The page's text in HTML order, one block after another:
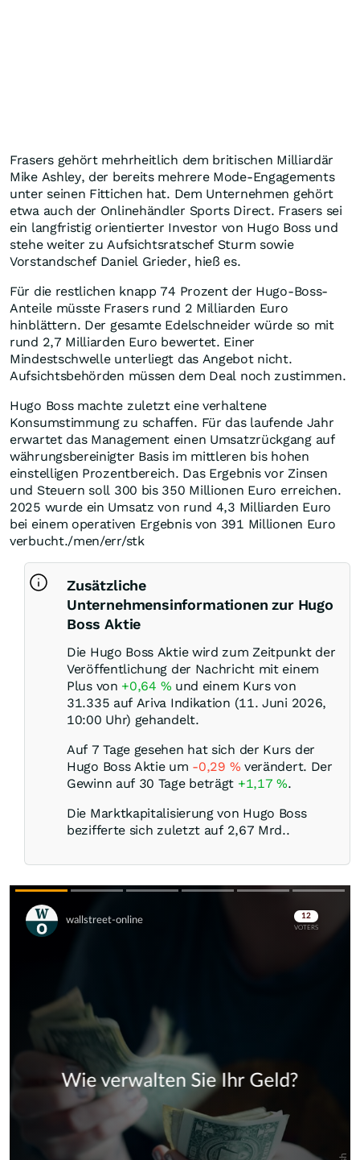
Frasers gehört mehrheitlich dem britischen Milliardär
Mike Ashley, der bereits mehrere Mode-Engagements
unter seinen Fittichen hat. Dem Unternehmen gehört
etwa auch der Onlinehändler Sports Direct. Frasers sei
ein langfristig orientierter Investor von Hugo Boss und
stehe weiter zu Aufsichtsratschef Sturm sowie
Vorstandschef Daniel Grieder, hieß es.
Für die restlichen knapp 74 Prozent der Hugo-Boss-
Anteile müsste Frasers rund 2 Milliarden Euro
hinblättern. Der gesamte Edelschneider würde so mit
rund 2,7 Milliarden Euro bewertet. Einer
Mindestschwelle unterliegt das Angebot nicht.
Aufsichtsbehörden müssen dem Deal noch zustimmen.
Hugo Boss machte zuletzt eine verhaltene
Konsumstimmung zu schaffen. Für das laufende Jahr
erwartet das Management einen Umsatzrückgang auf
währungsbereinigter Basis im mittleren bis hohen
einstelligen Prozentbereich. Das Ergebnis vor Zinsen
und Steuern soll 300 bis 350 Millionen Euro erreichen.
2025 wurde ein Umsatz von rund 4,3 Milliarden Euro
bei einem operativen Ergebnis von 391 Millionen Euro
verbucht./men/err/stk
Zusätzliche
Unternehmensinformationen zur Hugo
Boss Aktie
Die Hugo Boss Aktie wird zum Zeitpunkt der
Veröffentlichung der Nachricht mit einem
Plus von +0,64 % und einem Kurs von
31.335 auf Ariva Indikation (11. Juni 2026,
10:00 Uhr) gehandelt.
Auf 7 Tage gesehen hat sich der Kurs der
Hugo Boss Aktie um -0,29 % verändert. Der
Gewinn auf 30 Tage beträgt +1,17%.
Die Marktkapitalisierung von Hugo Boss
bezifferte sich zuletzt auf 2,67 Mrd..
Skip